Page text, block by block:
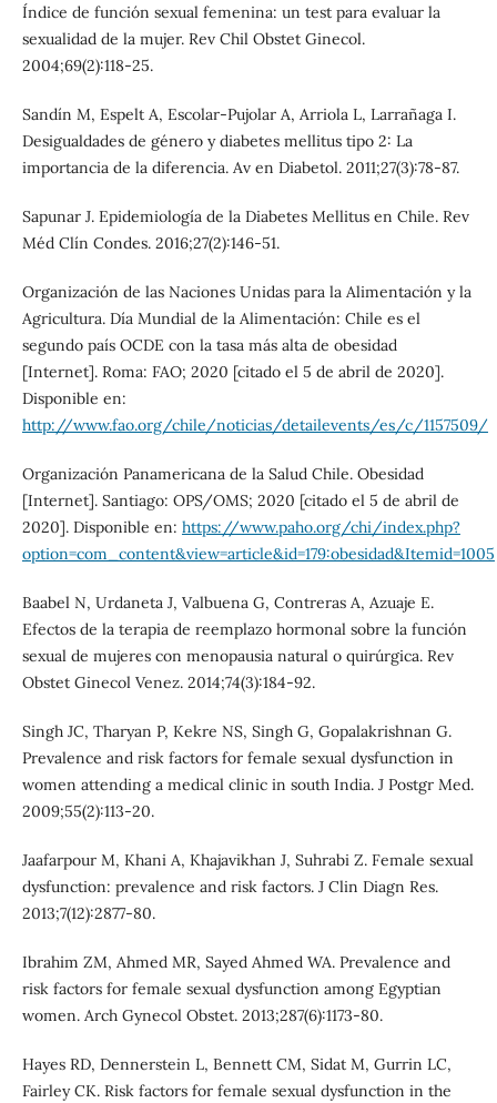
Índice de función sexual femenina: un test para evaluar la
sexualidad de la mujer. Rev Chil Obstet Ginecol.
2004;69(2):118-25.
Sandín M, Espelt A, Escolar-Pujolar A, Arriola L, Larrañaga I.
Desigualdades de género y diabetes mellitus tipo 2: La
importancia de la diferencia. Av en Diabetol. 2011;27(3):78-87.
Sapunar J. Epidemiología de la Diabetes Mellitus en Chile. Rev
Méd Clín Condes. 2016;27(2):146-51.
Organización de las Naciones Unidas para la Alimentación y la
Agricultura. Día Mundial de la Alimentación: Chile es el
segundo país OCDE con la tasa más alta de obesidad
[Internet]. Roma: FAO; 2020 [citado el 5 de abril de 2020].
Disponible en:
http://www.fao.org/chile/noticias/detailevents/es/c/1157509/
Organización Panamericana de la Salud Chile. Obesidad
[Internet]. Santiago: OPS/OMS; 2020 [citado el 5 de abril de
2020]. Disponible en: https://www.paho.org/chi/index.php?
option=com_content&view=article&id=179:obesidad&Itemid=1005
Baabel N, Urdaneta J, Valbuena G, Contreras A, Azuaje E.
Efectos de la terapia de reemplazo hormonal sobre la función
sexual de mujeres con menopausia natural o quirúrgica. Rev
Obstet Ginecol Venez. 2014;74(3):184-92.
Singh JC, Tharyan P, Kekre NS, Singh G, Gopalakrishnan G.
Prevalence and risk factors for female sexual dysfunction in
women attending a medical clinic in south India. J Postgr Med.
2009;55(2):113-20.
Jaafarpour M, Khani A, Khajavikhan J, Suhrabi Z. Female sexual
dysfunction: prevalence and risk factors. J Clin Diagn Res.
2013;7(12):2877-80.
Ibrahim ZM, Ahmed MR, Sayed Ahmed WA. Prevalence and
risk factors for female sexual dysfunction among Egyptian
women. Arch Gynecol Obstet. 2013;287(6):1173-80.
Hayes RD, Dennerstein L, Bennett CM, Sidat M, Gurrin LC,
Fairley CK. Risk factors for female sexual dysfunction in the